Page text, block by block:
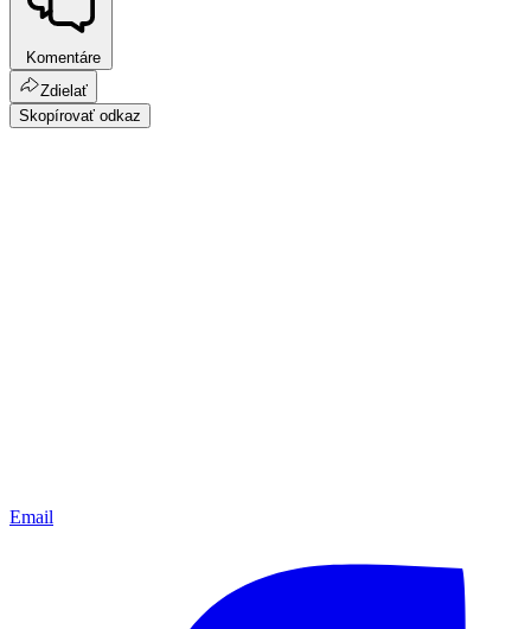
Komentáre
Zdielať
Skopírovať odkaz
Email